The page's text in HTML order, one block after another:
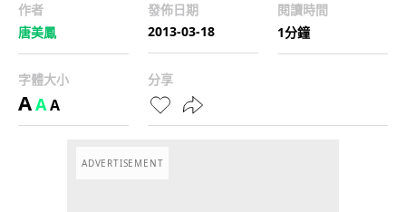
作者
唐美鳳
發佈日期
2013-03-18
閱讀時間
1分鐘
字體大小
AAA
分享
ADVERTISEMENT